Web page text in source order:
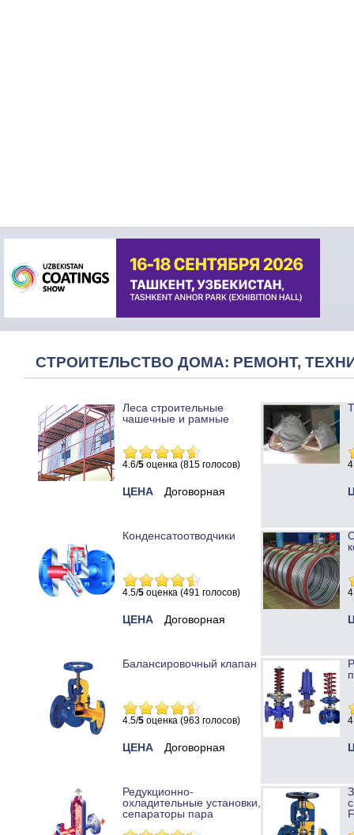
СТРОИТЕЛЬСТВО ДОМА: РЕМОНТ,
Леса строительные
чашечные и рамные
4.6/5 оценка (815 голосов)
ЦЕНА Договорная
Конденсатоотводчики
4.5/5 оценка (491 голосов)
ЦЕНА Договорная
Балансировочный клапан
4.5/5 оценка (963 голосов)
ЦЕНА Договорная
Редукционно-
охладительные установки,
сепараторы пара